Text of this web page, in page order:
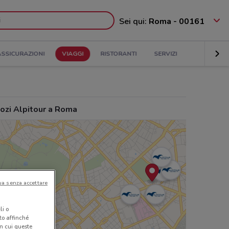
Sei qui: Roma - 00161
VIAGGI RISTORANTI SERVIZI
Alpitour a Roma
o
affinché
cui queste
senza accettare